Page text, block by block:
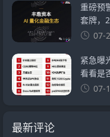
重磅预
套牌，
元空壳
07-
紧急曝
看看是
07-
最新评论